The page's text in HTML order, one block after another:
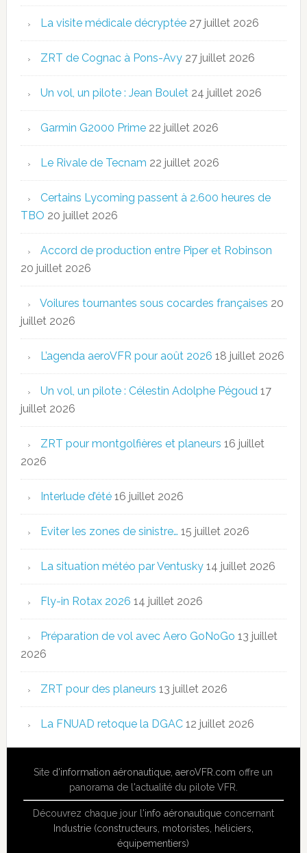
La visite médicale décryptée 27 juillet 2026
ZRT de Cognac à Pons-Avy 27 juillet 2026
Un vol, un pilote : Jean Boulet 24 juillet 2026
Garmin G2000 Prime 22 juillet 2026
Le Rivale de Tecnam 22 juillet 2026
Certains Lycoming passent à 2.600 heures de
TBO 20 juillet 2026
Accord de production entre Piper et Robinson
20 juillet 2026
Voilures tournantes sous cocardes françaises 20
juillet 2026
L’agenda aeroVFR pour août 2026 18 juillet 2026
Un vol, un pilote : Célestin Adolphe Pégoud 17
juillet 2026
ZRT pour montgolfières et planeurs 16 juillet
2026
Interlude d’été 16 juillet 2026
Eviter les zones de sinistre… 15 juillet 2026
La situation météo par Ventusky 14 juillet 2026
Fly-in Rotax 2026 14 juillet 2026
Préparation de vol avec Aero GoNoGo 13 juillet
2026
ZRT pour des planeurs 13 juillet 2026
La FNUAD retoque la DGAC 12 juillet 2026
Site d'information aéronautique,aeroVFR.com offre un
panorama de l'actualité du pilote VFR.
Découvrez chaque jour l'info aéronautiqueconcernant
Industrie (constructeurs, motoristes, héliciers,
équipementiers)